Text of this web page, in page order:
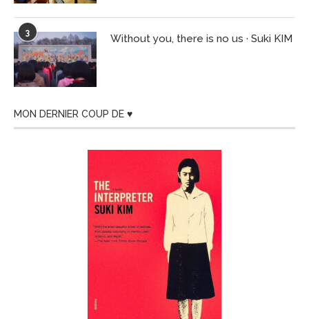
3 Without you, there is no us · Suki KIM
MON DERNIER COUP DE ♥